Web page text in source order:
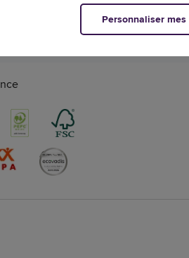
Livraison offerte
dès 50€ HT d’achatPersonnaliser